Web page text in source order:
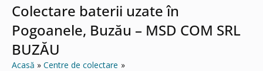
Colectare baterii uzate în
Pogoanele, Buzău – MSD COM SRL
BUZĂU
Acasă
Centre de colectare